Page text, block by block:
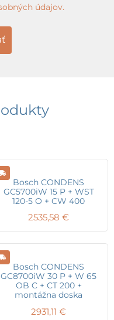
údajov.
Bosch CONDENS
GC5700iW 15 P + WST
120-5 O + CW 400
2535,58 €
Bosch CONDENS
GC8700iW 30 P + W 65
OB C + CT 200 +
montážna doska
2931,11 €